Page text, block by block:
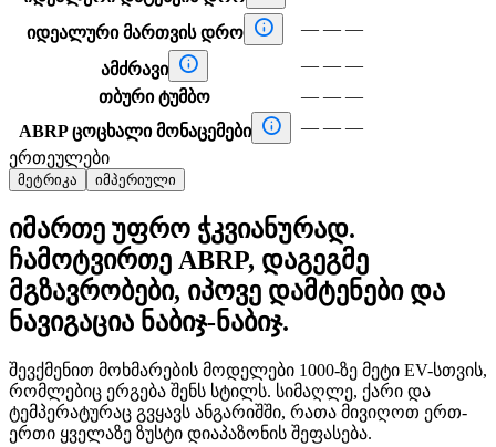
იდეალური მართვის დრო  — — —
ამძრავი  — — —
თბური ტუმბო
— — —
ABRP ცოცხალი მონაცემები
 — — —
ერთეულები
მეტრიკა იმპერიული
იმართე უფრო ჭკვიანურად.
ჩამოტვირთე ABRP, დაგეგმე
მგზავრობები, იპოვე დამტენები და
ნავიგაცია ნაბიჯ-ნაბიჯ.
შევქმენით მოხმარების მოდელები 1000-ზე მეტი EV-სთვის,
რომლებიც ერგება შენს სტილს. სიმაღლე, ქარი და
ტემპერატურაც გვყავს ანგარიშში, რათა მივიღოთ ერთ-
ერთი ყველაზე ზუსტი დიაპაზონის შეფასება.